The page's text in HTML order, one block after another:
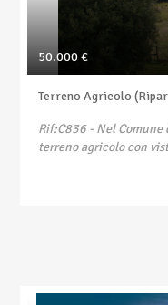
50.000 €
Terreno Agricolo
Rif:C836- Nel Comune
terreno agricolo con